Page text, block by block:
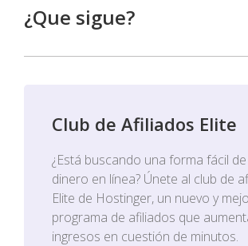
¿Que sigue?
Club de Afiliados Elite
¿Está buscando una forma fácil
dinero en línea? Únete al club de
Elite de Hostinger, un nuevo y
programa de afiliados que
ingresos en cuestión de minutos.